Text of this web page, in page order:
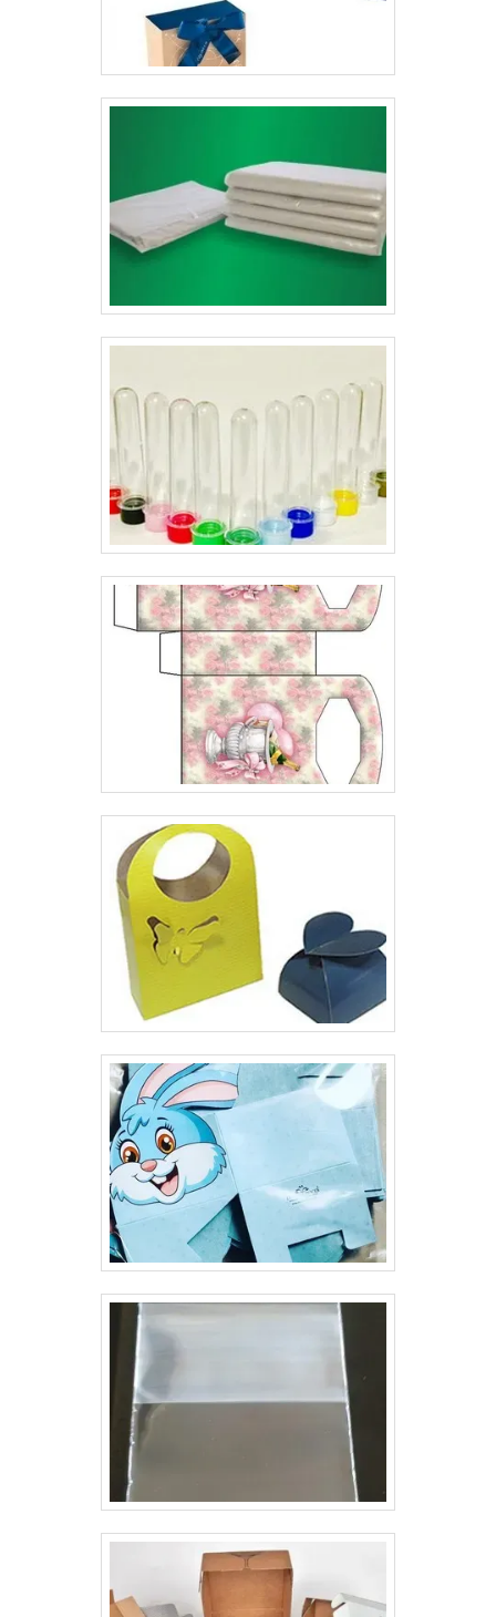
normalmente In Mold Label exige uma quantidade
muito grande, são mais facilmente adaptáveis aos
potes e não necessitam que o pote seja comprado
anteriormente pelo cliente. Também chamadas de
criatividade e da sincronia da arte com o objetivo do
produto no ponto de venda.